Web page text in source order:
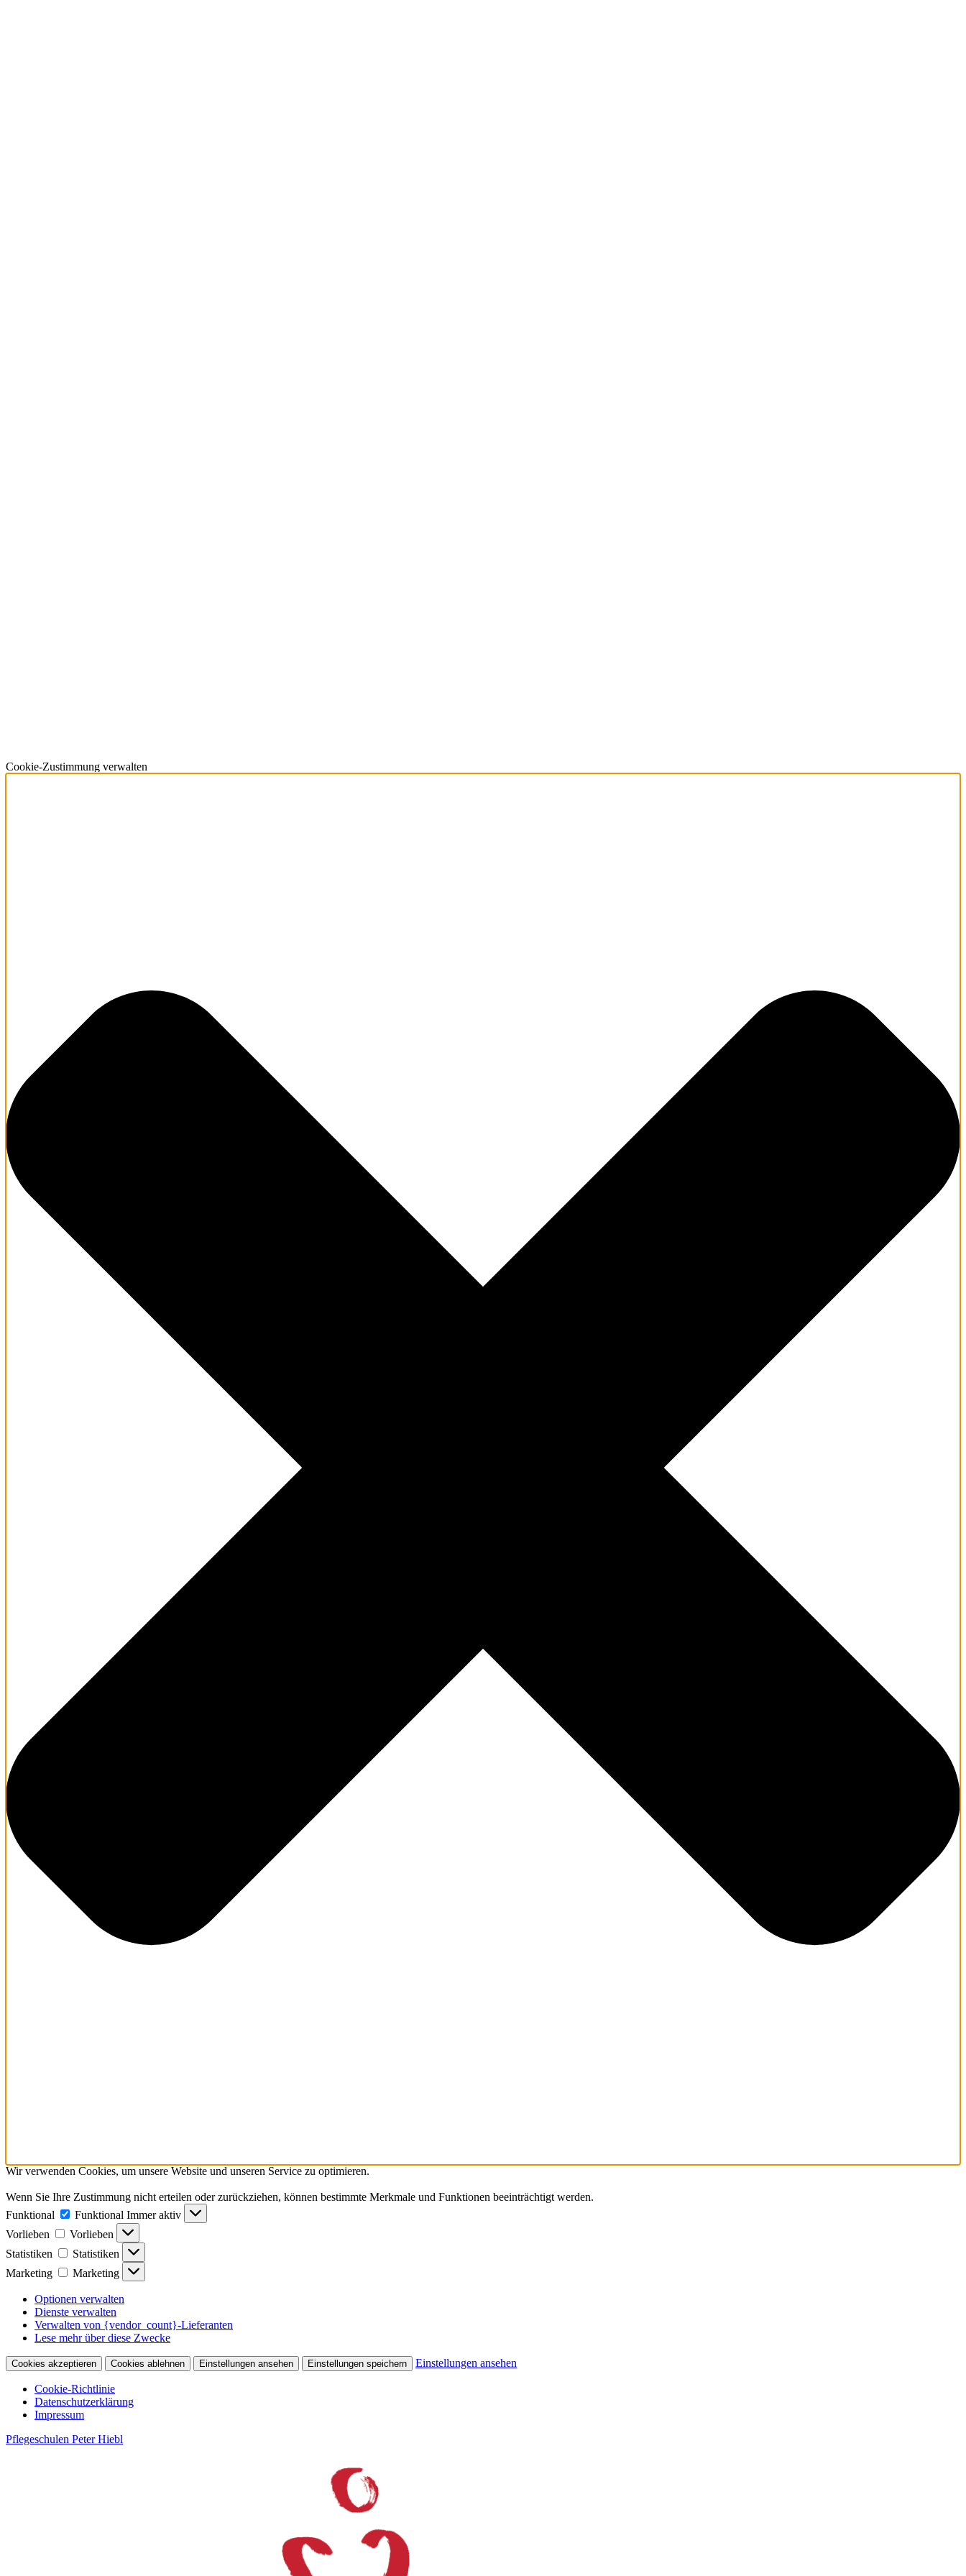
Cookie-Zustimmung verwalten
Wir verwenden Cookies, um unsere Website und unseren Service zu optimieren.
Wenn Sie Ihre Zustimmung nicht erteilen oder zurückziehen, können bestimmte Merkmale und Funktionen beeinträchtigt werden.
Funktional
Funktional Immer aktiv
Vorlieben
Vorlieben
Statistiken
Statistiken
Marketing
Marketing
Optionen verwalten
Dienste verwalten
Verwalten von {vendor_count}-Lieferanten
Lese mehr über diese Zwecke
Cookies akzeptieren Cookies ablehnen Einstellungen ansehen Einstellungen speichern Einstellungen ansehen
Cookie-Richtlinie
Datenschutzerklärung
Impressum
Pflegeschulen Peter Hiebl